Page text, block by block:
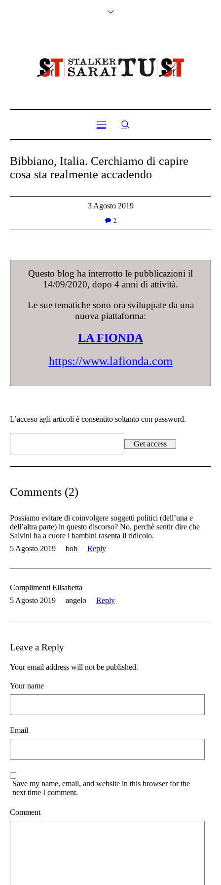
Bibbiano, Italia. Cerchiamo di capire
cosa sta realmente accadendo
3 Agosto 2019
2
Questo blog ha interrotto le pubblicazioni il
14/09/2020, dopo 4 anni di attività.
Le sue tematiche sono ora sviluppate da una
nuova piattaforma:
LA FIONDA
https://www.lafionda.com
L’acceso agli articoli è consentito soltanto con password.
Comments (2)
Possiamo evitare di coinvolgere soggetti politici (dell’una e
dell’altra parte) in questo discorso? No, perchè sentir dire che
Salvini ha a cuore i bambini rasenta il ridicolo.
5 Agosto 2019
bob Reply
Complimenti Elisabetta
5 Agosto 2019
angelo Reply
Leave a Reply
Your email address will not be published.
Your name
Email
Save my name, email, and website in this browser for the
next time I comment.
Comment